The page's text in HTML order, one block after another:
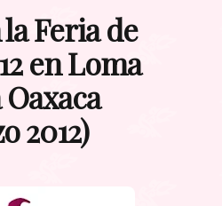
Feria de
en Loma
2012)